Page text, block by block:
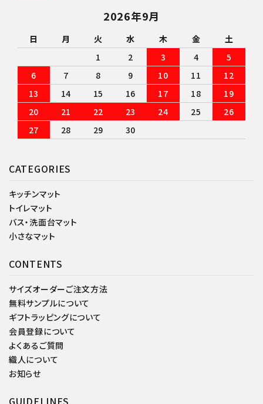
CATEGORIES
キッチンマット
トイレマット
バス・洗面台マット
小さなマット
CONTENTS
サイズオーダーご注文方法
無料サンプルについて
ギフトラッピングについて
会員登録について
よくあるご質問
織人について
お知らせ
GUIDELINES
2026年9月
日 月 火 水 木 金
土
1
2 3 4
5
6
7 8 9 10 11
12
13
14 15 16 17 18
19
20
21 22 23 24 25
26
27
28 29 30